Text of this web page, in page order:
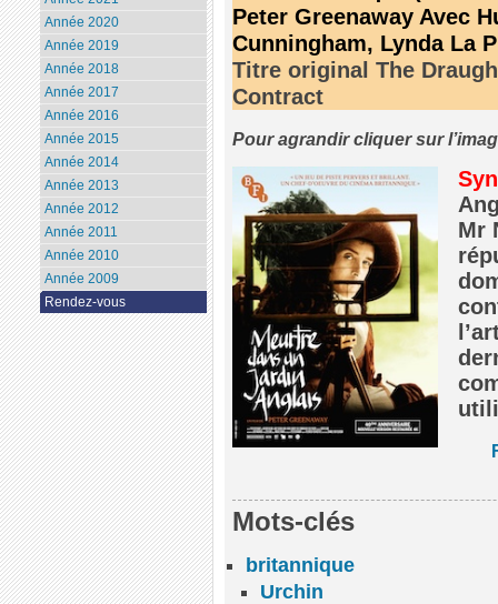
Peter Greenaway Avec
Cunningham, Lynda La
Titre original The
Contract
Pour agrandir cliquer sur
Mr
Mots-clés
britannique
Urchin
Année 2020
Année 2019
Année 2018
Année 2017
Année 2016
Année 2015
Année 2014
Année 2013
Année 2012
Année 2011
Année 2010
Année 2009
Rendez-vous